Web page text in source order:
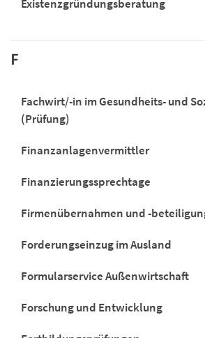
Existenzgründungsberatung
F
Fachwirt/-in im Gesundheits- und
(Prüfung)
Finanzanlagenvermittler
Finanzierungssprechtage
Firmenübernahmen und -
Forderungseinzug im Ausland
Formularservice Außenwirtschaft
Forschung und Entwicklung